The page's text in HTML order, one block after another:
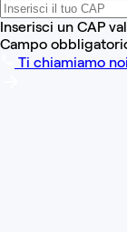
Inserisci un CAP
Campo
Ti chiamiamo noi